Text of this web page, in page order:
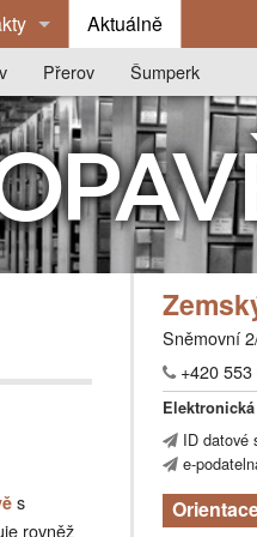
archiv v Opavě
Olomouc
okresní archivy
Aktuálně
archivu
Přerov
O archivu
Z historie archivu
Publikace
Výstavy
Šumperk
O archivu
Z historie
Publikace
Výstavy
Spolupráce se
Badatelna
Kontakty
Sněmovní
+420 553
ID datové
e-
s
rovněž